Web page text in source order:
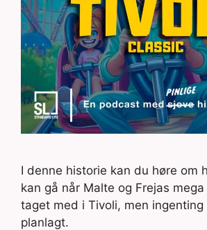
I denne historie kan du høre om
kan gå når Malte og Frejas
taget med i Tivoli, men ingenting
planlagt.